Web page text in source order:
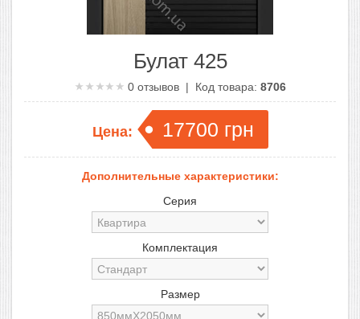
Булат 425
0отзывов | Код товара: 8706
Цена: 17700 грн
Дополнительные характеристики:
Серия
Комплектация
Размер